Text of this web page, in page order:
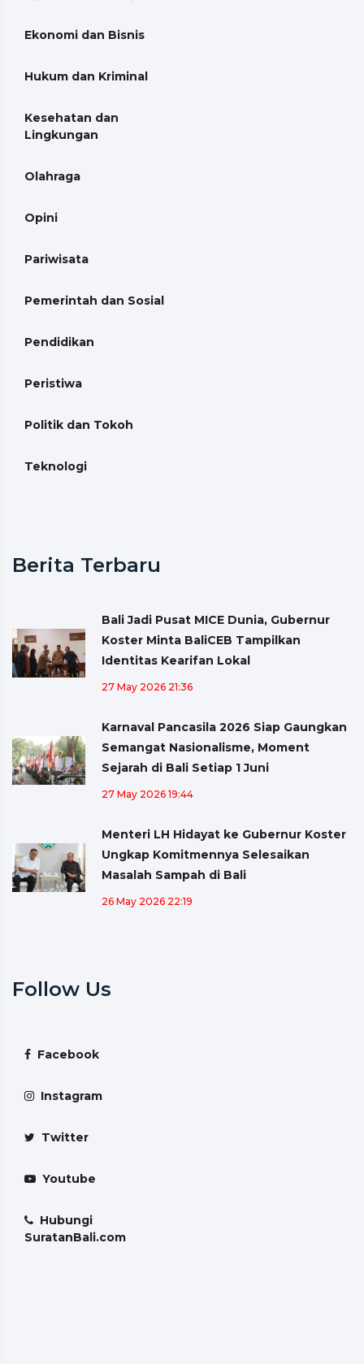
Ekonomi dan Bisnis
Hukum dan Kriminal
Kesehatan dan
Lingkungan
Olahraga
Opini
Pariwisata
Pemerintah dan Sosial
Pendidikan
Peristiwa
Politik dan Tokoh
Teknologi
Berita Terbaru
Bali Jadi Pusat MICE Dunia, Gubernur
Koster Minta BaliCEB Tampilkan
Identitas Kearifan Lokal
27 May 2026 21:36
Karnaval Pancasila 2026 Siap Gaungkan
Semangat Nasionalisme, Moment
Sejarah di Bali Setiap 1 Juni
27 May 2026 19:44
Menteri LH Hidayat ke Gubernur Koster
Ungkap Komitmennya Selesaikan
Masalah Sampah di Bali
26 May 2026 22:19
Follow Us
Facebook
Instagram
Twitter
Youtube
Hubungi
SuratanBali.com